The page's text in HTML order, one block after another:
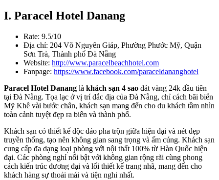
I. Paracel Hotel Danang
Rate: 9.5/10
Địa chỉ: 204 Võ Nguyên Giáp, Phường Phước Mỹ, Quận
Sơn Trà, Thành phố Đà Nẵng
Website: http://www.paracelbeachhotel.com
Fanpage: https://www.facebook.com/paraceldananghotel
Paracel Hotel Danang là khách sạn 4 sao dát vàng 24k đầu tiên
tại Đà Nẵng. Tọa lạc ở vị trí đắc địa của Đà Nẵng, chỉ cách bãi biển
Mỹ Khê vài bước chân, khách sạn mang đến cho du khách tầm nhìn
toàn cảnh tuyệt đẹp ra biển và thành phố.
Khách sạn có thiết kế độc đáo pha trộn giữa hiện đại và nét đẹp
truyền thống, tạo nên không gian sang trọng và ấm cúng. Khách sạn
cung cấp đa dạng loại phòng với nội thất 100% từ Hàn Quốc hiện
đại. Các phòng nghỉ nổi bật với không gian rộng rãi cùng phong
cách kiến trúc đương đại và lối thiết kế trang nhã, mang đến cho
khách hàng sự thoải mái và tiện nghi nhất.